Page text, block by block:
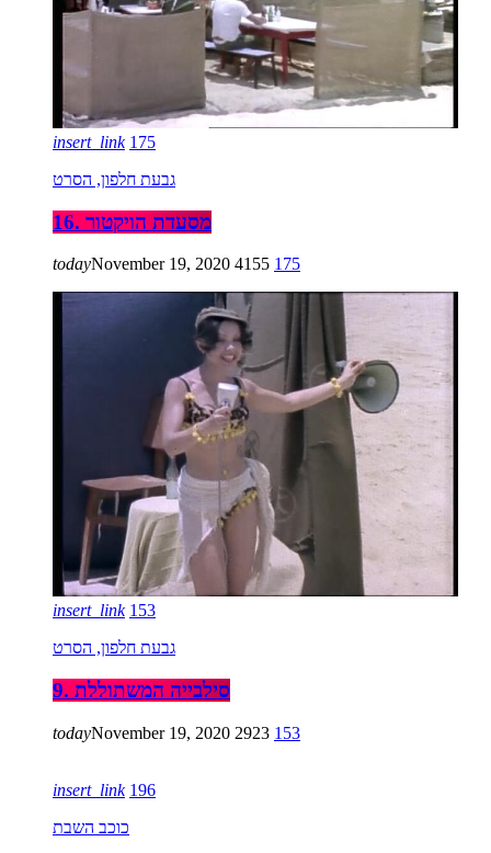
insert_link 175
גבעת חלפון, הסרט
16. מסעדת הויקטור
todayNovember 19, 2020 4155 175
insert_link 153
גבעת חלפון, הסרט
9. סילבייה המשתוללת
todayNovember 19, 2020 2923 153
insert_link 196
כוכב השבת